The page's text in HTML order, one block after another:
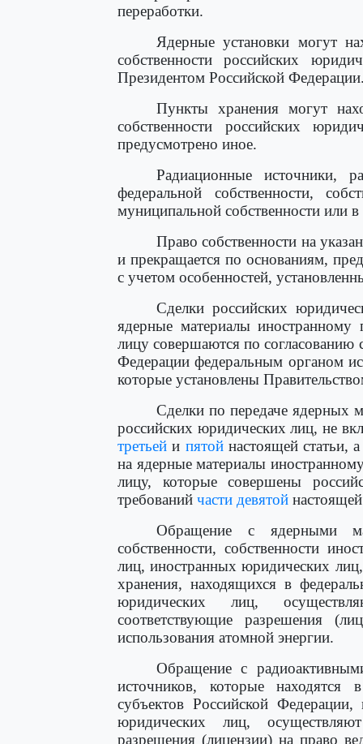
переработки.
Ядерные установки могут
собственности российских
Президентом Российской
Пункты хранения могут
собственности российских
предусмотрено иное.
Радиационные источники,
федеральной собственности,
муниципальной собственности или
Право собственности на
и прекращается по основаниям,
с учетом особенностей,
Сделки российских
ядерные материалы иностранному
лицу совершаются по
Федерации федеральным органом
которые установлены
Сделки по передаче ядерных
российских юридических лиц, не
третьей и пятойнастоящей статьи, а
на ядерные материалы
лицу, которые совершены
требований части девятой
Обращение с ядерными
собственности, собственности
лиц, иностранных юридических
хранения, находящихся в
юридических лиц,
соответствующие разрешения
использования атомной энергии.
Обращение с
источников, которые находятся
субъектов Российской Федерации,
юридических лиц,
разрешения (лицензии) на право